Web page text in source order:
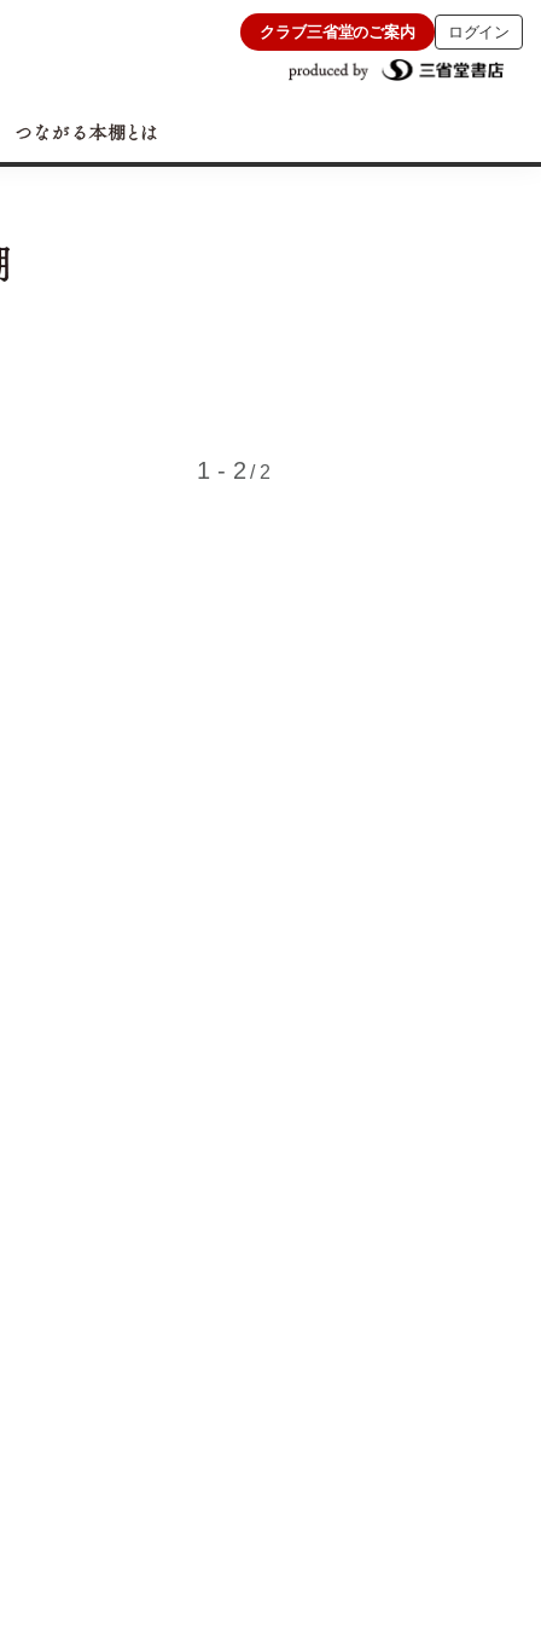
クラブ三省堂のご案内 ログイン
1 - 2 / 2